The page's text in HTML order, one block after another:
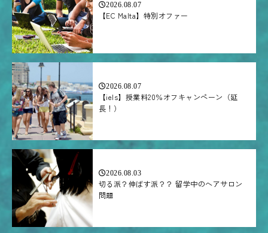
2026.08.07
【EC Malta】特別オファー
2026.08.07
【iels】授業料20％オフキャンペーン（延
長！）
2026.08.03
切る派？伸ばす派？？ 留学中のヘアサロン
問題